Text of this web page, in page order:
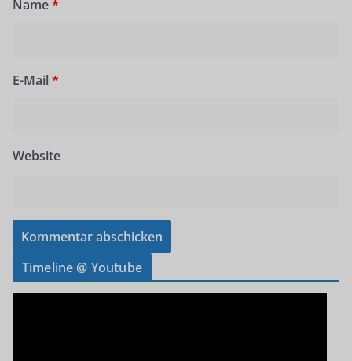
Name*
E-Mail *
Website
Timeline @ Youtube